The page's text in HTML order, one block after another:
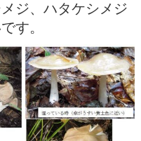
ジ、ハタケシメジ
す。